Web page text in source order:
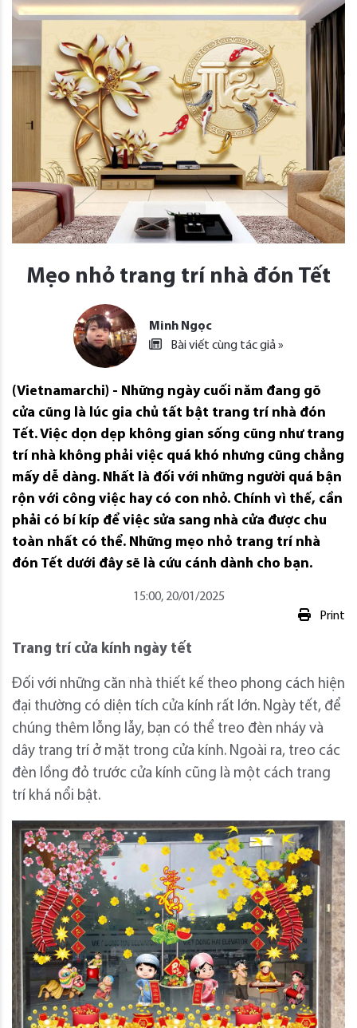
Mẹo nhỏ trang trí nhà đón Tết
Minh Ngọc
Bài viết cùng tác giả »
(Vietnamarchi) - Những ngày cuối năm đang gõ
cửa cũng là lúc gia chủ tất bật trang trí nhà đón
Tết. Việc dọn dẹp không gian sống cũng như trang
trí nhà không phải việc quá khó nhưng cũng chẳng
mấy dễ dàng. Nhất là đối với những người quá bận
rộn với công việc hay có con nhỏ. Chính vì thế, cần
phải có bí kíp để việc sửa sang nhà cửa được chu
toàn nhất có thể. Những mẹo nhỏ trang trí nhà
đón Tết dưới đây sẽ là cứu cánh dành cho bạn.
15:00, 20/01/2025
Print
Trang trí cửa kính ngày tết
Đối với những căn nhà thiết kế theo phong cách hiện
đại thường có diện tích cửa kính rất lớn. Ngày tết, để
chúng thêm lỗng lẫy, bạn có thể treo đèn nháy và
dây trang trí ở mặt trong cửa kính. Ngoài ra, treo các
đèn lồng đỏ trước cửa kính cũng là một cách trang
trí khá nổi bật.